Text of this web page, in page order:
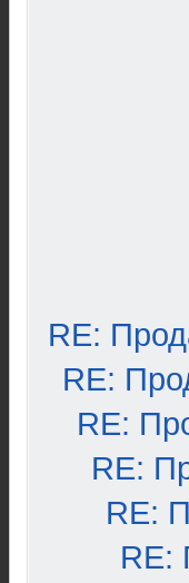
RE:
RE:
RE:
RE:
RE:
RE: